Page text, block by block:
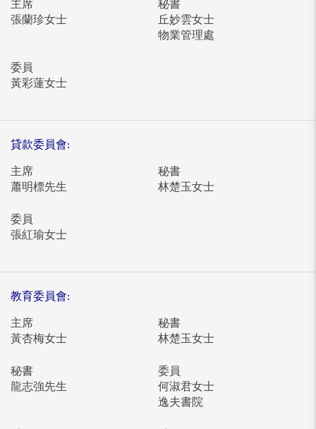
主席
張蘭珍女士
秘書
丘妙雲女士
物業管理處
委員
黃彩蓮女士
貸款委員會:
主席
蕭明標先生
秘書
林楚玉女士
委員
張紅瑜女士
教育委員會:
主席
黃杏梅女士
秘書
林楚玉女士
秘書
龍志強先生
委員
何淑君女士
逸夫書院